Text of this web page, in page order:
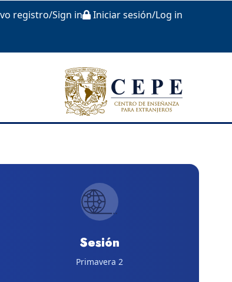
registro/Sign in Iniciar sesión/Log in
Sesión
Primavera 2